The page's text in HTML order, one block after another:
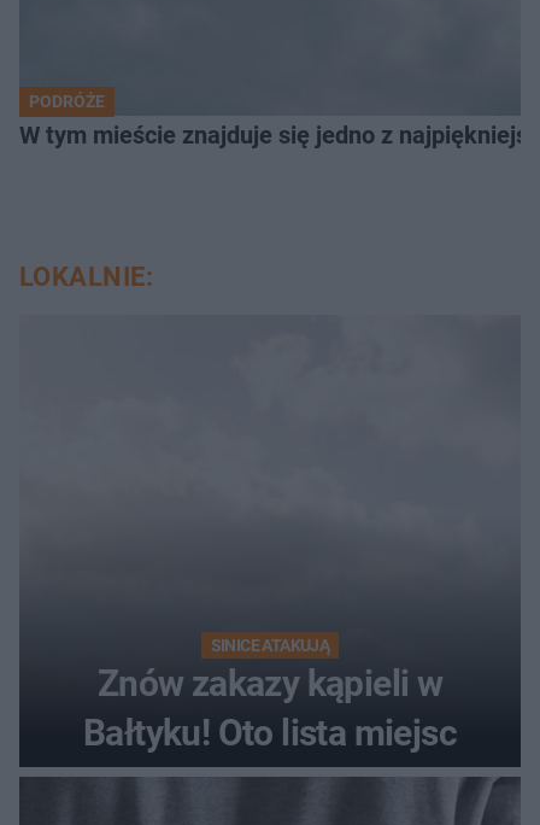
PODRÓŻE
W tym mieście znajduje się jedno z
LOKALNIE:
SINICE ATAKUJĄ
Znów zakazy kąpieli w
Bałtyku! Oto lista miejsc